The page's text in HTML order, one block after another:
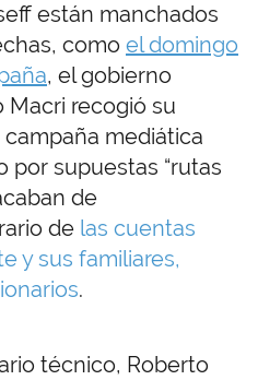
están manchados
como el domingo
, el gobierno
Macri recogió su
mediática
por supuestas “rutas
de
de las cuentas
y sus familiares,
.
técnico, Roberto